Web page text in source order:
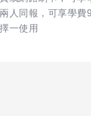
人同報，可享學費
一使用